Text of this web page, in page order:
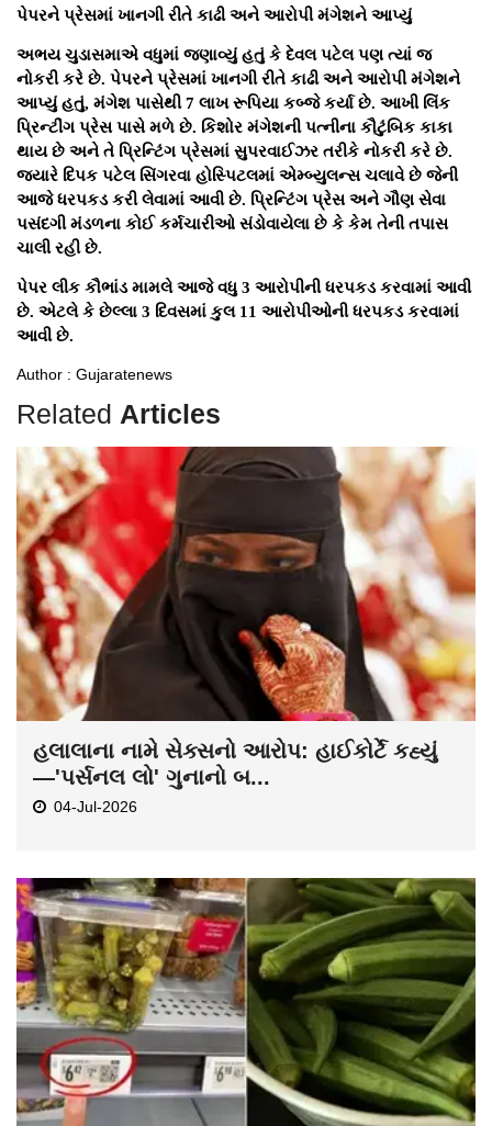
પેપરને પ્રેસમાં ખાનગી રીતે કાઢી અને આરોપી મંગેશને આપ્યું
અભય ચુડાસમાએ વધુમાં જણાવ્યું હતું કે દેવલ પટેલ પણ ત્યાં જ
નોકરી કરે છે. પેપરને પ્રેસમાં ખાનગી રીતે કાઢી અને આરોપી મંગેશને
આપ્યું હતું, મંગેશ પાસેથી 7 લાખ રૂપિયા કબ્જે કર્યા છે. આખી લિંક
પ્રિન્ટીંગ પ્રેસ પાસે મળે છે. કિશોર મંગેશની પત્નીના કૌટુંબિક કાકા
થાય છે અને તે પ્રિન્ટિંગ પ્રેસમાં સુપરવાઈઝર તરીકે નોકરી કરે છે.
જ્યારે દિપક પટેલ સિંગરવા હોસ્પિટલમાં એમ્બ્યુલન્સ ચલાવે છે જેની
આજે ધરપકડ કરી લેવામાં આવી છે. પ્રિન્ટિંગ પ્રેસ અને ગૌણ સેવા
પસંદગી મંડળના કોઈ કર્મચારીઓ સંડોવાયેલા છે કે કેમ તેની તપાસ
ચાલી રહી છે.
પેપર લીક કૌભાંડ મામલે આજે વધુ 3 આરોપીની ધરપકડ કરવામાં આવી
છે. એટલે કે છેલ્લા 3 દિવસમાં કુલ 11 આરોપીઓની ધરપકડ કરવામાં
આવી છે.
Author : Gujaratenews
Related Articles
હલાલાના નામે સેક્સનો આરોપ: હાઈકોર્ટે કહ્યું
—'પર્સનલ લો' ગુનાનો બ...
04-Jul-2026